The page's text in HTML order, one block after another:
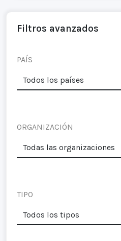
Filtros avanzados
PAÍS
ORGANIZACIÓN
TIPO